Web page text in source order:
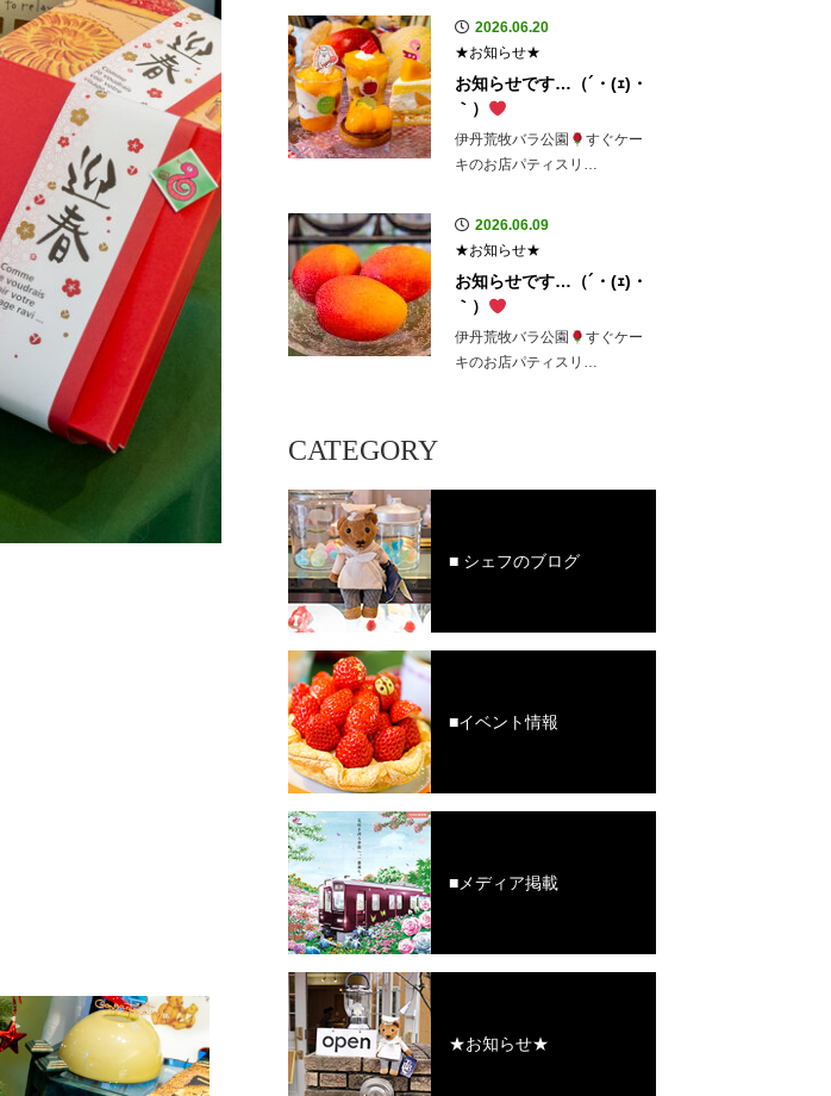
2026.06.20
★お知らせ★
お知らせです…（´・(ｪ)・
｀）
伊丹荒牧バラ公園
すぐケー
キのお店パティスリ…
2026.06.09
★お知らせ★
お知らせです…（´・(ｪ)・
｀）
伊丹荒牧バラ公園
すぐケー
キのお店パティスリ…
CATEGORY
■ シェフのブログ
■イベント情報
■メディア掲載
★お知らせ★